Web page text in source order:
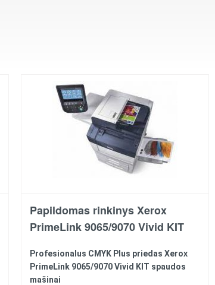
Papildomas rinkinys Xerox
PrimeLink 9065/9070 Vivid KIT
Profesionalus CMYK Plus priedas Xerox
PrimeLink 9065/9070 Vivid KIT spaudos
mašinai